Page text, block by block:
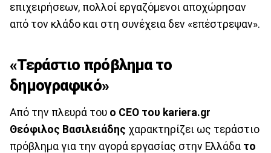
επιχειρήσεων, πολλοί εργαζόμενοι αποχώρησαν
από τον κλάδο και στη συνέχεια δεν «επέστρεψαν».
«Τεράστιο πρόβλημα το
δημογραφικό»
Από την πλευρά του ο CEO του kariera.gr
Θεόφιλος Βασιλειάδης χαρακτηρίζει ως τεράστιο
πρόβλημα για την αγορά εργασίας στην Ελλάδα το